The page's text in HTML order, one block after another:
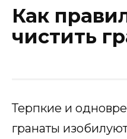
Как
чистить
Терпкие и
гранаты